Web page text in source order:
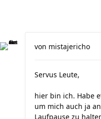
von mistajericho
Servus Leute,
hier bin ich. Habe
um mich auch ja
Laufpause zu